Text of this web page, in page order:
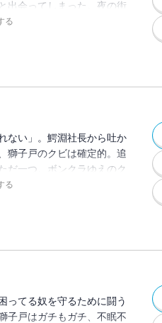
出会ってしまった。夜の街
間警備会社「東京フィス
る
ない」。鰐淵社長から吐か
獅子戸のクビは確定的。追
だ一つ。ボンクラゆえのク
場面を打開するために、獅
る
ってる奴を守るために闘う
子戸はガチもガチ、不眠不